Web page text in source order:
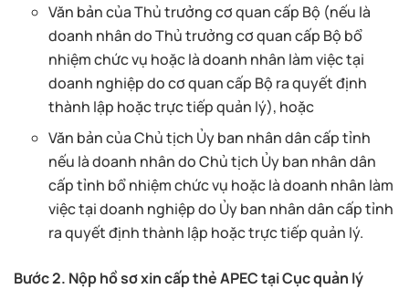
Văn bản của Thủ trưởng cơ quan cấp Bộ (nếu là
doanh nhân do Thủ trưởng cơ quan cấp Bộ bổ
nhiệm chức vụ hoặc là doanh nhân làm việc tại
doanh nghiệp do cơ quan cấp Bộ ra quyết định
thành lập hoặc trực tiếp quản lý), hoặc
Văn bản của Chủ tịch Ủy ban nhân dân cấp tỉnh
nếu là doanh nhân do Chủ tịch Ủy ban nhân dân
cấp tỉnh bổ nhiệm chức vụ hoặc là doanh nhân làm
việc tại doanh nghiệp do Ủy ban nhân dân cấp tỉnh
ra quyết định thành lập hoặc trực tiếp quản lý.
Bước 2. Nộp hồ sơ xin cấp thẻ APEC tại Cục quản lý